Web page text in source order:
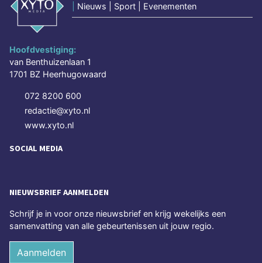
Nieuws | Sport | Evenementen
Hoofdvestiging:
van Benthuizenlaan 1
1701 BZ Heerhugowaard
072 8200 600
redactie@xyto.nl
www.xyto.nl
SOCIAL MEDIA
NIEUWSBRIEF AANMELDEN
Schrijf je in voor onze nieuwsbrief en krijg wekelijks een
samenvatting van alle gebeurtenissen uit jouw regio.
Aanmelden